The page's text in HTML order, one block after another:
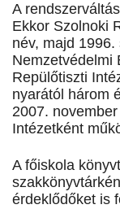
A
Ekkor Szolnoki
név, majd
Nemzetvédelmi
Repülőtiszti
nyarától három
2007.
Intézetként
A főiskola
érdeklődőket is